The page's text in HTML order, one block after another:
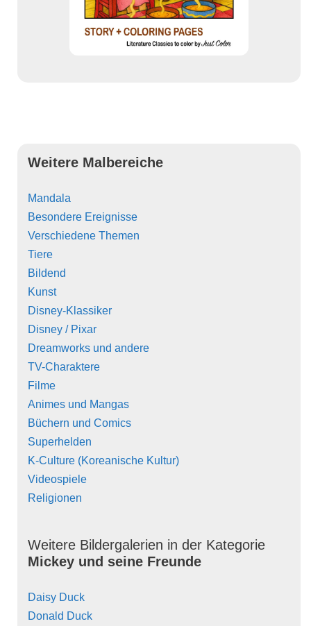
Weitere Malbereiche
Mandala
Besondere Ereignisse
Verschiedene Themen
Tiere
Bildend
Kunst
Disney-Klassiker
Disney / Pixar
Dreamworks und andere
TV-Charaktere
Filme
Animes und Mangas
Büchern und Comics
Superhelden
K-Culture (Koreanische Kultur)
Videospiele
Religionen
Weitere Bildergalerien in der Kategorie
Mickey und seine Freunde
Daisy Duck
Donald Duck